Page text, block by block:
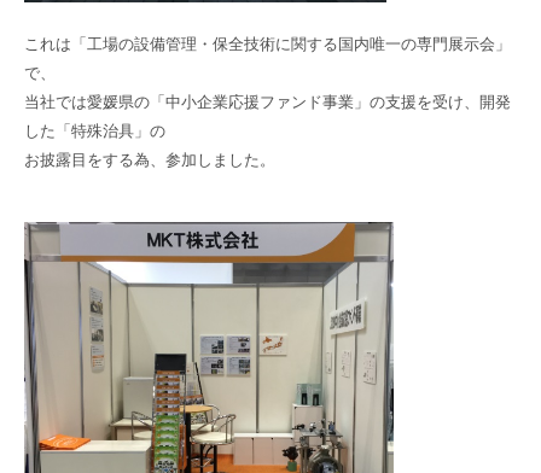
これは「工場の設備管理・保全技術に関する国内唯一の専門展示会」
で、
当社では愛媛県の「中小企業応援ファンド事業」の支援を受け、開発
した「特殊治具」の
お披露目をする為、参加しました。